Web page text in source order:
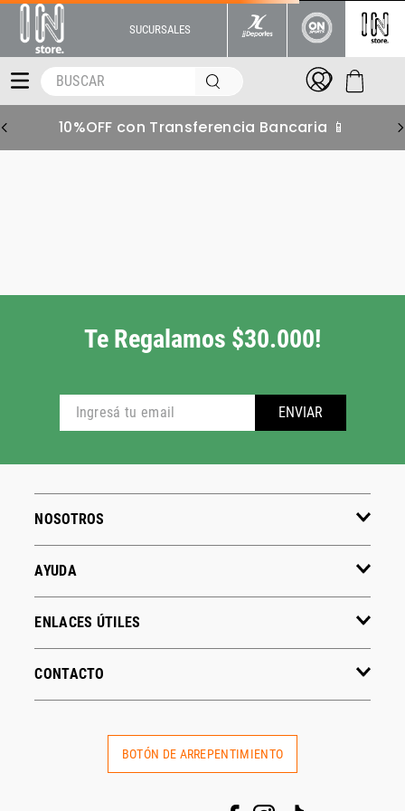
SUCURSALES
BUSCAR
10%OFF con Transferencia Bancaria 📱
Te Regalamos $30.000!
ENVIAR
NOSOTROS
AYUDA
ENLACES ÚTILES
CONTACTO
BOTÓN DE ARREPENTIMIENTO